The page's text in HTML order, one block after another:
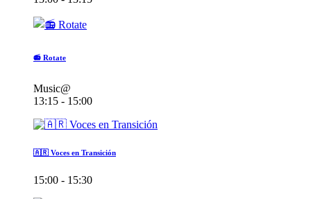
📻 Rotate
Music@
13:15 - 15:00
🇦🇷 Voces en Transición
15:00 - 15:30